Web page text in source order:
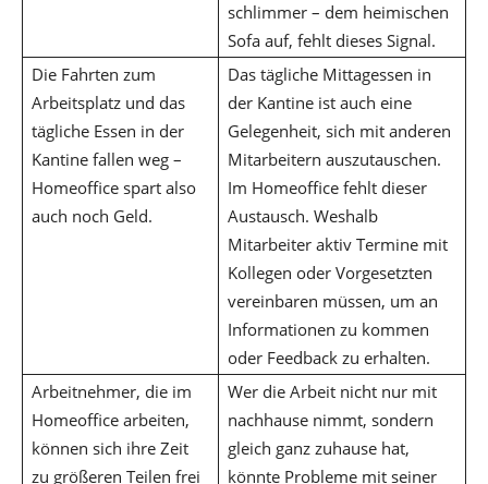
schlimmer – dem heimischen
Sofa auf, fehlt dieses Signal.
Die Fahrten zum
Arbeitsplatz und das
tägliche Essen in der
Kantine fallen weg –
Homeoffice spart also
auch noch Geld.
Das tägliche Mittagessen in
der Kantine ist auch eine
Gelegenheit, sich mit anderen
Mitarbeitern auszutauschen.
Im Homeoffice fehlt dieser
Austausch. Weshalb
Mitarbeiter aktiv Termine mit
Kollegen oder Vorgesetzten
vereinbaren müssen, um an
Informationen zu kommen
oder Feedback zu erhalten.
Arbeitnehmer, die im
Homeoffice arbeiten,
können sich ihre Zeit
zu größeren Teilen frei
Wer die Arbeit nicht nur mit
nachhause nimmt, sondern
gleich ganz zuhause hat,
könnte Probleme mit seiner